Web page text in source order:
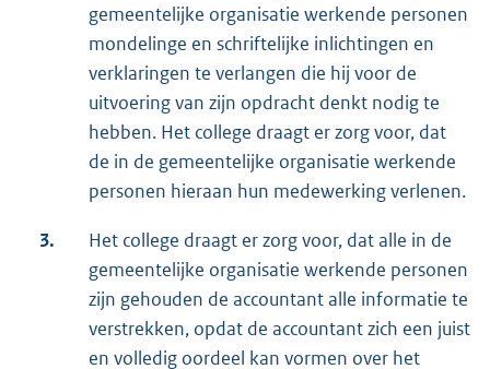
gemeentelijke organisatie werkende personen
mondelinge en schriftelijke inlichtingen en
verklaringen te verlangen die hij voor de
uitvoering van zijn opdracht denkt nodig te
hebben. Het college draagt er zorg voor, dat
de in de gemeentelijke organisatie werkende
personen hieraan hun medewerking verlenen.
3.
Het college draagt er zorg voor, dat alle in de
gemeentelijke organisatie werkende personen
zijn gehouden de accountant alle informatie te
verstrekken, opdat de accountant zich een juist
en volledig oordeel kan vormen over het